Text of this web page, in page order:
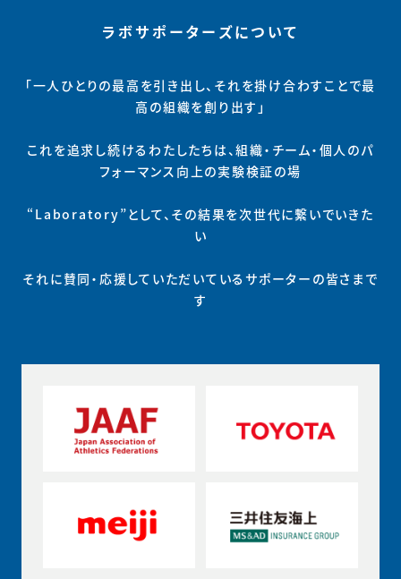
ラボサポーターズについて
「一人ひとりの最高を引き出し、それを掛け合わすことで最
高の組織を創り出す」
これを追求し続けるわたしたちは、組織・チーム・個人のパ
フォーマンス向上の実験検証の場
“Laboratory”として、その結果を次世代に繋いでいきた
い
それに賛同・応援していただいているサポーターの皆さまで
す